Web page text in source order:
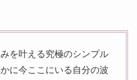
を叶える究極のシンプル
に今ここにいる自分の波